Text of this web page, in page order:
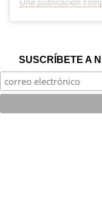
SUSCRÍBETE A